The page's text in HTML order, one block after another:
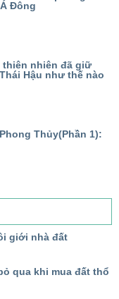
Đông
thiên nhiên đã giữ
Hậu như thế nào
Thủy(Phần 1):
giới nhà đất
qua khi mua đất thổ